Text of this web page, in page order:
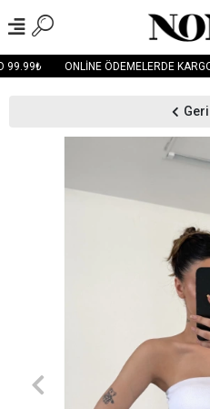
99.99₺ ONLİNE ÖDEMELERDE